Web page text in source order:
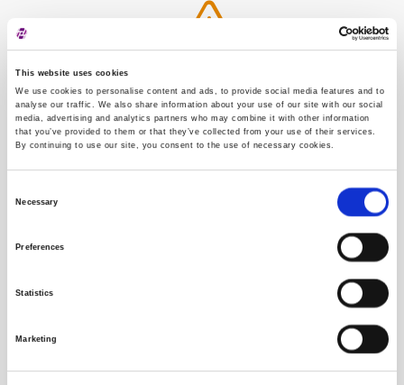
This website uses cookies
We use cookies to personalise content and ads, to provide social media features and to
analyse our traffic. We also share information about your use of our site with our social
media, advertising and analytics partners who may combine it with other information
that you’ve provided to them or that they’ve collected from your use of their services.
By continuing to use our site, you consent to the use of necessary cookies.
Necessary
Preferences
Statistics
Marketing
Vrijednosni papir je izvršten s burze